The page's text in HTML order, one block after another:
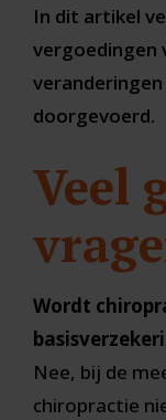
In dit artikel
vergoedingen
doorgevoerd.
Veel
Wordt
Nee, bij de
chiropractie